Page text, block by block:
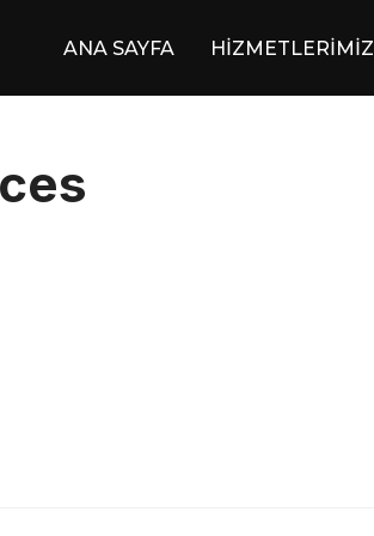
ANA SAYFA HİZMETLERİMİZ